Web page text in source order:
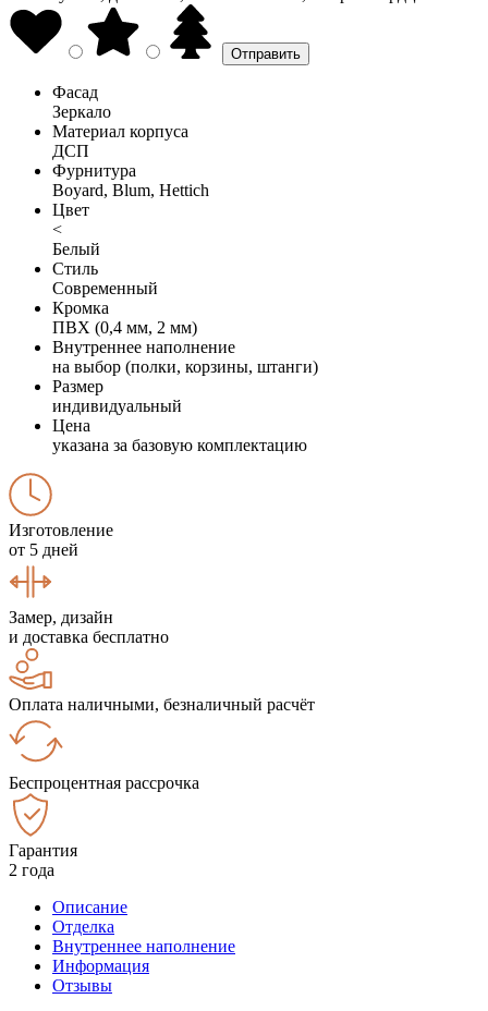
Фасад
Зеркало
Материал корпуса
ДСП
Фурнитура
Boyard, Blum, Hettich
Цвет
<
Белый
Стиль
Современный
Кромка
ПВХ (0,4 мм, 2 мм)
Внутреннее наполнение
на выбор (полки, корзины, штанги)
Размер
индивидуальный
Цена
указана за базовую комплектацию
Изготовление
от 5 дней
Замер, дизайн
и доставка бесплатно
Оплата наличными, безналичный расчёт
Беспроцентная рассрочка
Гарантия
2 года
Описание
Отделка
Внутреннее наполнение
Информация
Отзывы